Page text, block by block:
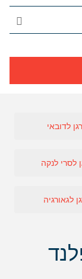
לדובאי
לסרי לנקה
לגאורגיה